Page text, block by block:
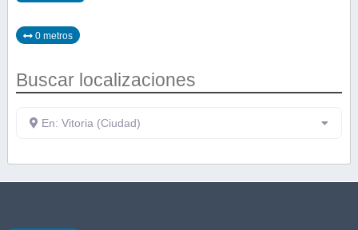
0 metros
Buscar localizaciones
En: Vitoria (Ciudad)